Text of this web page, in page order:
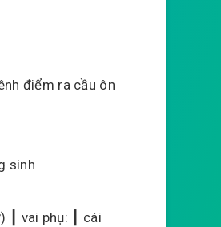
điểm ra cầu ôn
sinh
┃ vai phụ: ┃ cái